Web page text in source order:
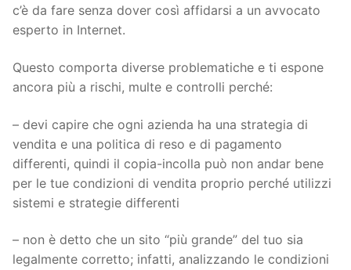
c’è da fare senza dover così affidarsi a un avvocato
esperto in Internet.
Questo comporta diverse problematiche e ti espone
ancora più a rischi, multe e controlli perché:
– devi capire che ogni azienda ha una strategia di
vendita e una politica di reso e di pagamento
differenti, quindi il copia-incolla può non andar bene
per le tue condizioni di vendita proprio perché utilizzi
sistemi e strategie differenti
– non è detto che un sito “più grande” del tuo sia
legalmente corretto; infatti, analizzando le condizioni